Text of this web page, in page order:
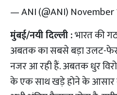
— ANI (@ANI) November
मुंबई/नयी दिल्ली :भारत की
अबतक का सबसे बड़ा उलट-फेर
नजर आ रही हैं. अबतक धुर
के एक साथ खड़े होने के आसार